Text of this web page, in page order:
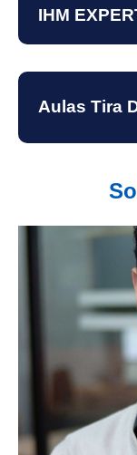
IHM
Aulas Tira